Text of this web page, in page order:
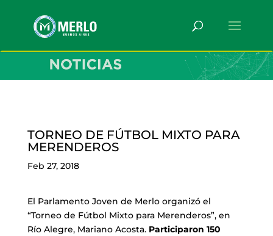
TORNEO DE FÚTBOL MIXTO PARA
MERENDEROS
Feb 27, 2018
El Parlamento Joven de Merlo organizó el
“Torneo de Fútbol Mixto para Merenderos”, en
Río Alegre, Mariano Acosta. Participaron 150